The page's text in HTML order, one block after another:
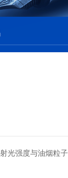
光强度与油烟粒